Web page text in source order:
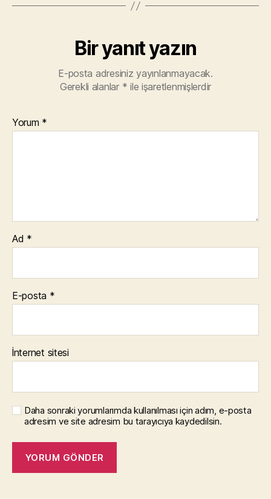
Bir yanıt yazın
E-posta adresiniz yayınlanmayacak.
Gerekli alanlar * ile işaretlenmişlerdir
Yorum *
Ad *
E-posta *
İnternet sitesi
Daha sonraki yorumlarımda kullanılması için adım, e-posta
adresim ve site adresim bu tarayıcıya kaydedilsin.